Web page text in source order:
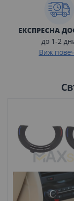
ЕКСПРЕСНА
до 1-2
Виж